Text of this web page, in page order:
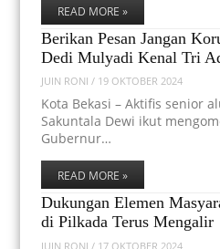
READ MORE »
Berikan Pesan Jangan
Dedi Mulyadi Kenal Tri
JUIN RONI / 19 OKTOBER 2024
Kota Bekasi – Aktifis senior
Sakuntala Dewi ikut
Gubernur…
READ MORE »
Dukungan Elemen
di Pilkada Terus Mengalir
JUIN RONI / 17 OKTOBER 2024